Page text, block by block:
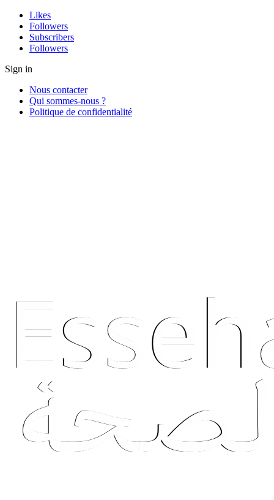
Likes
Followers
Subscribers
Followers
Sign in
Nous contacter
Qui sommes-nous ?
Politique de confidentialité